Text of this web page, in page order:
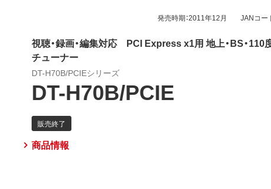
発売時期：2011年12月 JANコー
視聴・録画・編集対応 PCI Express x1用 地上・BS・110
チューナー
DT-H70B/PCIEシリーズ
DT-H70B/PCIE
商品情報